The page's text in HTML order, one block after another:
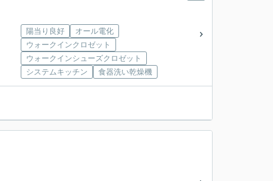
陽当り良好
オール電化
ウォークインクロゼット
ウォークインシューズクロゼット
システムキッチン
食器洗い乾燥機